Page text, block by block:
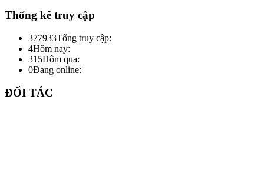
Thống kê truy cập
377933Tổng truy cập:
4Hôm nay:
315Hôm qua:
0Đang online:
ĐỐI TÁC